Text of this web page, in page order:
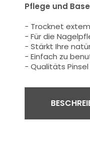
Pflege und Base
- Trocknet
- Für die
-Stärkt Ihre
- Einfach zu
-Qualitäts